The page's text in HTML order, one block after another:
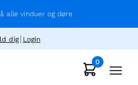
alle vinduer og døre
dig Login
0